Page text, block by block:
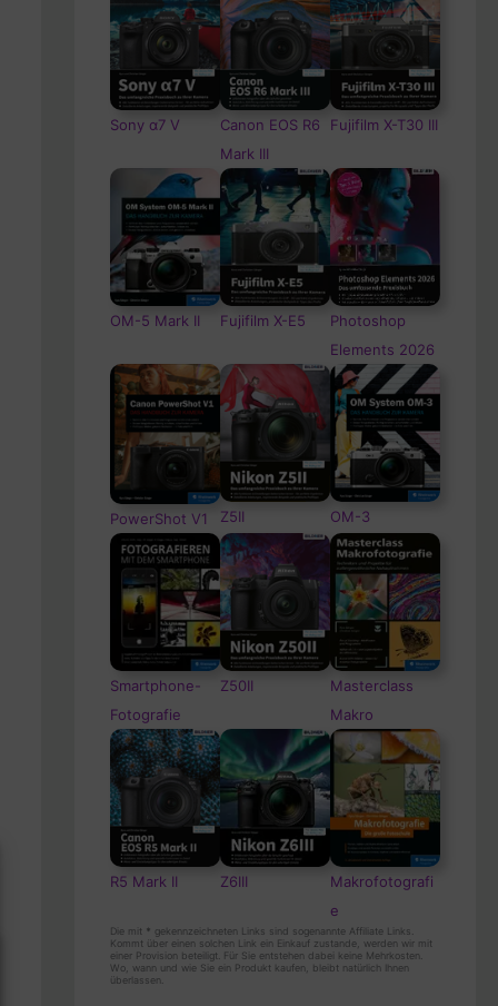
Sony α7 V
Canon EOS R6
Mark III
Fujifilm X-T30 III
OM-5 Mark II Fujifilm X-E5
Photoshop
Elements 2026
PowerShot V1 Z5II OM-3
Smartphone-
Fotografie
Z50II
Masterclass
Makro
R5 Mark II Z6III
Makrofotografi
e
Die mit * gekennzeichneten Links sind sogenannte Affiliate Links.
Kommt über einen solchen Link ein Einkauf zustande, werden wir mit
einer Provision beteiligt. Für Sie entstehen dabei keine Mehrkosten.
Wo, wann und wie Sie ein Produkt kaufen, bleibt natürlich Ihnen
überlassen.